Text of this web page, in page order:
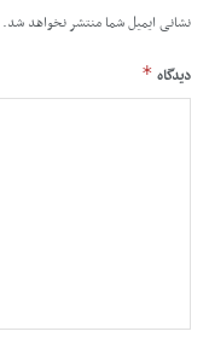
نشانی ایمیل شما منتشر نخواهد شد.
دیدگاه *